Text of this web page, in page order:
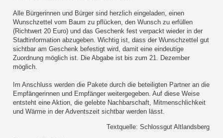
Alle Bürgerinnen und Bürger sind herzlich eingeladen, einen
Wunschzettel vom Baum zu pflücken, den Wunsch zu erfüllen
(Richtwert 20 Euro) und das Geschenk fest verpackt wieder in der
Stadtinformation abzugeben. Wichtig ist, dass der Wunschzettel gut
sichtbar am Geschenk befestigt wird, damit eine eindeutige
Zuordnung möglich ist. Die Abgabe ist bis zum 21. Dezember
möglich.
Im Anschluss werden die Pakete durch die beteiligten Partner an die
Empfängerinnen und Empfänger weitergegeben. Auf diese Weise
entsteht eine Aktion, die gelebte Nachbarschaft, Mitmenschlichkeit
und Wärme in der Adventszeit sichtbar werden lässt.
Textquelle: Schlossgut Altlandsberg